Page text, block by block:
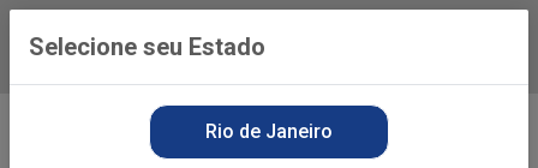
Baixe já o APP da Playvender
Selecione seu Estado
Rio de Janeiro